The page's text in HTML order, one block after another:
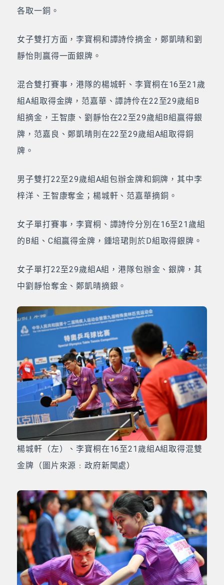
各取一銅。
女子雙打方面，李寶桐和譚詩伶摘金，鄭凱晴和劉
靜怡則贏得一面銀牌。
混合雙打賽事，港隊的楊城軒、李寶桐在16至21歲
組A組取得金牌，范嘉華、譚詩伶在22至29歲組B
組摘金，王智康、劉靜怡在22至29歲組B組贏得銀
牌，范嘉良、鄭凱晴則在22至29歲組A組取得銅
牌。
男子雙打22至29歲組A組包辦金牌和銅牌，其中李
梓洋、王智康奪金；楊城軒、范嘉華摘銅。
女子單打賽事，李寶桐、譚詩伶分別在16至21歲組
的B組、C組贏得金牌，鍾培珺則於D組取得銀牌。
女子單打22至29歲組A組，港隊包辦金、銀牌，其
中劉靜怡奪金、鄭凱晴摘銀。
楊城軒（左）、李寶桐在16至21歲組A組取得混雙
金牌（圖片來源﹕政府新聞處）